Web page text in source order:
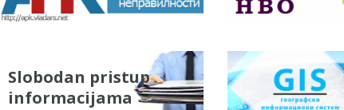
Slobodan pristup
informacijama